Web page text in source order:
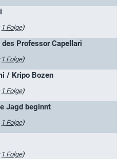
1 Folge)
des Professor Capellari
1 Folge)
/ Kripo Bozen
1 Folge)
Jagd beginnt
1 Folge)
1 Folge)